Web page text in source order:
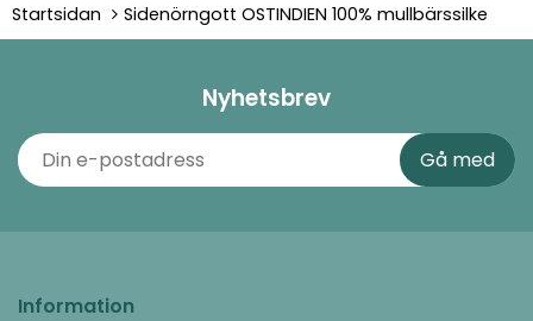
Startsidan Sidenörngott OSTINDIEN 100% mullbärssilke
Nyhetsbrev
Information